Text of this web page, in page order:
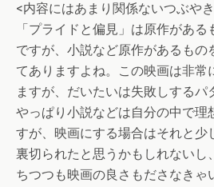
<内容にはあまり関係ないつぶや
「プライドと偏見」は原作があ
ですが、小説など原作があるもの
てありますよね。この映画は非常
ますが、だいたいは失敗しするパ
やっぱり小説などは自分の中で理
すが、映画にする場合はそれと少
裏切られたと思うかもしれないし
ちつつも映画の良さもださなきゃ